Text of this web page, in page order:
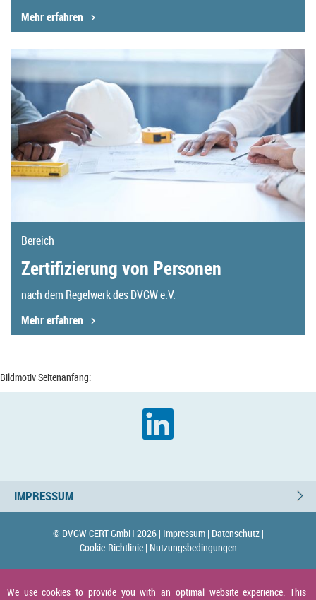
Mehr erfahren
Bereich
Zertifizierung von Personen
nach dem Regelwerk des DVGW e.V.
Mehr erfahren
Bildmotiv Seitenanfang:
IMPRESSUM
© DVGW CERT GmbH 2026 | Impressum | Datenschutz |
Cookie-Richtlinie | Nutzungsbedingungen
We use cookies to provide you with an optimal website experience. This